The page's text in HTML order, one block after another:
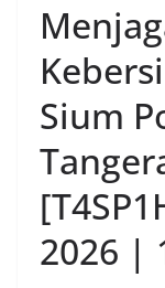
Sium
2026 |